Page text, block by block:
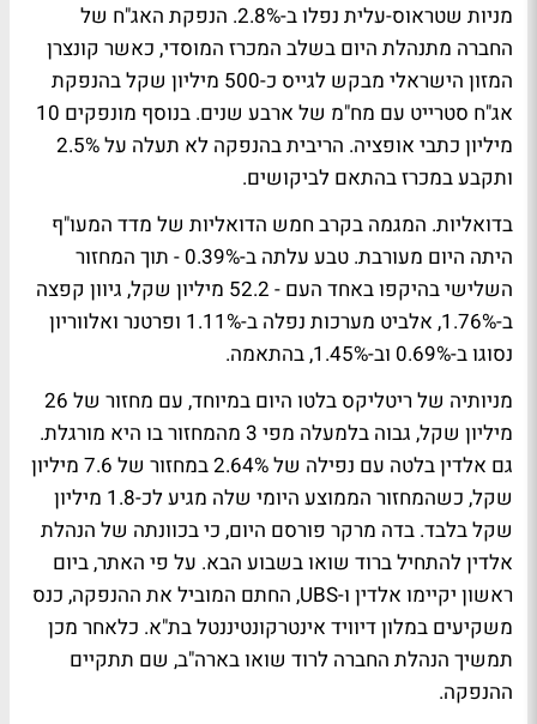
מניות שטראוס-עלית נפלו ב-2.8%. הנפקת האג"ח של
החברה מתנהלת היום בשלב המכרז המוסדי, כאשר קונצרן
המזון הישראלי מבקש לגייס כ-500 מיליון שקל בהנפקת
אג"ח סטרייט עם מח"מ של ארבע שנים. בנוסף מונפקים 10
מיליון כתבי אופציה. הריבית בהנפקה לא תעלה על 2.5%
ותקבע במכרז בהתאם לביקושים.
בדואליות. המגמה בקרב חמש הדואליות של מדד המעו"ף
היתה היום מעורבת. טבע עלתה ב-0.39% - תוך המחזור
השלישי בהיקפו באחד העם - 52.2 מיליון שקל, גיוון קפצה
ב-1.76%, אלביט מערכות נפלה ב-1.11% ופרטנר ואלווריון
נסוגו ב-0.69% וב-1.45%, בהתאמה.
מניותיה של ריטליקס בלטו היום במיוחד, עם מחזור של 26
מיליון שקל, גבוה בלמעלה מפי 3 מהמחזור בו היא מורגלת.
גם אלדין בלטה עם נפילה של 2.64% במחזור של 7.6 מיליון
שקל, כשהמחזור הממוצע היומי שלה מגיע לכ-1.8 מיליון
שקל בלבד. בדה מרקר פורסם היום, כי בכוונתה של הנהלת
אלדין להתחיל ברוד שואו בשבוע הבא. על פי האתר, ביום
ראשון יקיימו אלדין ו-UBS, החתם המוביל את ההנפקה, כנס
משקיעים במלון דיוויד אינטרקונטיננטל בת"א. כלאחר מכן
תמשיך הנהלת החברה לרוד שואו בארה"ב, שם תתקיים
ההנפקה.